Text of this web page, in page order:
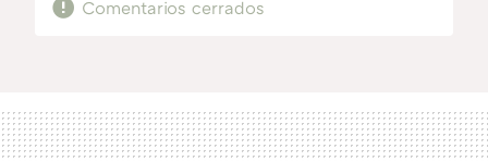
Comentarios cerrados